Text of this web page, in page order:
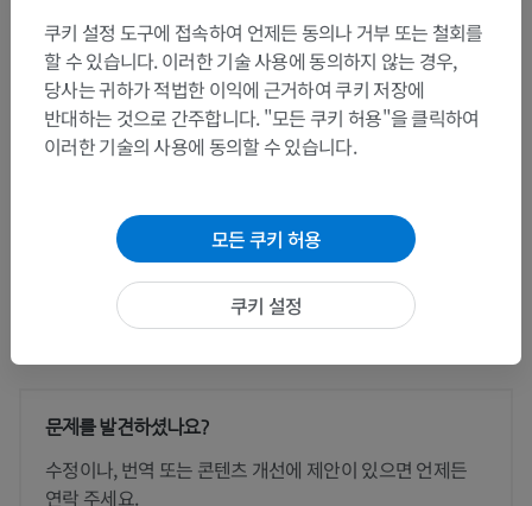
하위 구조:이 부위는 하위 해부 구조가 없습니다
인체 해부학 1
문제를 발견하셨나요?
수정이나, 번역 또는 콘텐츠 개선에 제안이 있으면 언제든
연락 주세요.
쿠키 설정 도구에 접속하여 언제든 동의나 거부 또는 철회를
할 수 있습니다. 이러한 기술 사용에 동의하지 않는 경우,
당사는 귀하가 적법한 이익에 근거하여 쿠키 저장에
반대하는 것으로 간주합니다. "모든 쿠키 허용"을 클릭하여
이러한 기술의 사용에 동의할 수 있습니다.
모든 쿠키 허용
쿠키 설정